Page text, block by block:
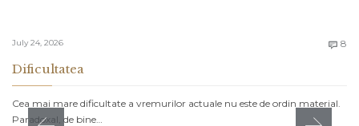
July 24, 2026  8
Dificultatea
Cea mai mare dificultate a vremurilor actuale nu este de ordin material.
Paradoxal, de bine…